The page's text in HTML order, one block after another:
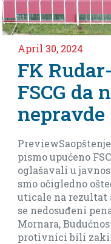
April 30, 2024
FK
FSCG da
nepravde
PreviewSaopštenje
pismo upućeno
oglašavali u
smo očigledno
uticale na rezultat
se nedosuđeni
Mornara,
protivnici bili